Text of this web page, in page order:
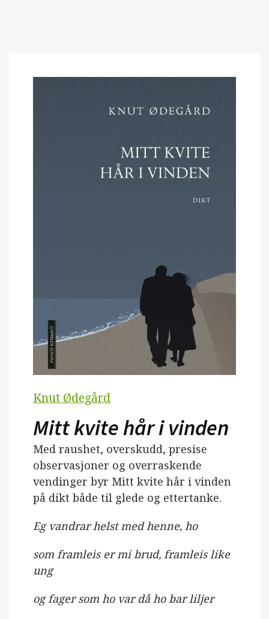
Knut Ødegård
Mitt kvite hår i vinden
Med raushet, overskudd, presise
observasjoner og overraskende
vendinger byr Mitt kvite hår i vinden
på dikt både til glede og ettertanke.
Eg vandrar helst med henne, ho
som framleis er mi brud, framleis like
ung
og fager som ho var då ho bar liljer